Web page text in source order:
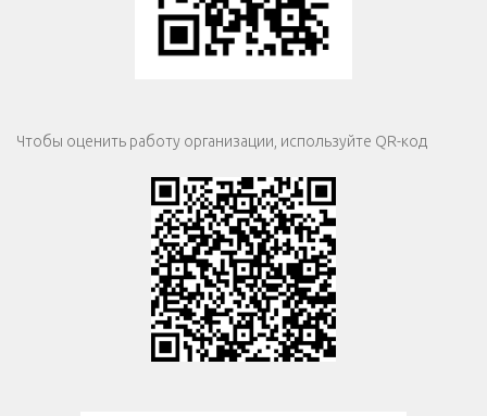
Чтобы оценить работу организации, используйте QR-код